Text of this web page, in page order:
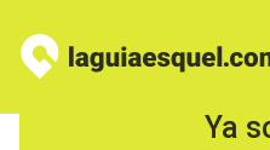
Ya